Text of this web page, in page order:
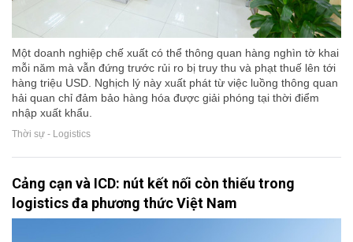
Một doanh nghiệp chế xuất có thể thông quan hàng nghìn tờ khai
mỗi năm mà vẫn đứng trước rủi ro bị truy thu và phạt thuế lên tới
hàng triệu USD. Nghịch lý này xuất phát từ việc luồng thông quan
hải quan chỉ đảm bảo hàng hóa được giải phóng tại thời điểm
nhập xuất khẩu.
Thời sự - Logistics
Cảng cạn và ICD: nút kết nối còn thiếu trong
logistics đa phương thức Việt Nam